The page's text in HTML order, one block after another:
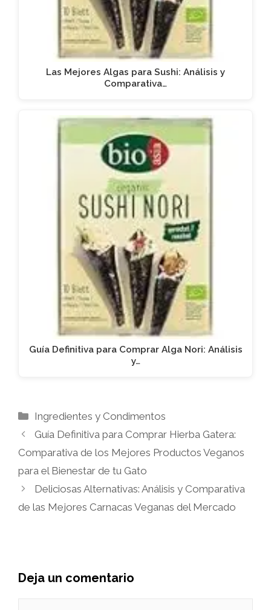
Las Mejores Algas para Sushi: Análisis y
Comparativa…
Guía Definitiva para Comprar Alga Nori: Análisis
y…
Categorías
Ingredientes y Condimentos
Guía Definitiva para Comprar Hierba Gatera:
Comparativa de los Mejores Productos Veganos
para el Bienestar de tu Gato
Deliciosas Alternativas: Análisis y Comparativa
de las Mejores Carnacas Veganas del Mercado
Deja un comentario